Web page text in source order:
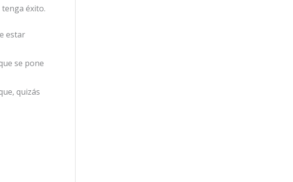
éxito.
estar
se pone
quizás